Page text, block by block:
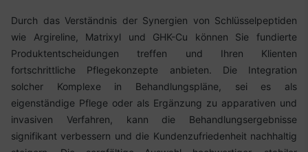
Durch das Verständnis der Synergien von Schlüsselpeptiden
wie Argireline, Matrixyl und GHK-Cu können Sie fundierte
Produktentscheidungen treffen und Ihren Klienten
fortschrittliche Pflegekonzepte anbieten. Die Integration
solcher Komplexe in Behandlungspläne, sei es als
eigenständige Pflege oder als Ergänzung zu apparativen und
invasiven Verfahren, kann die Behandlungsergebnisse
signifikant verbessern und die Kundenzufriedenheit nachhaltig